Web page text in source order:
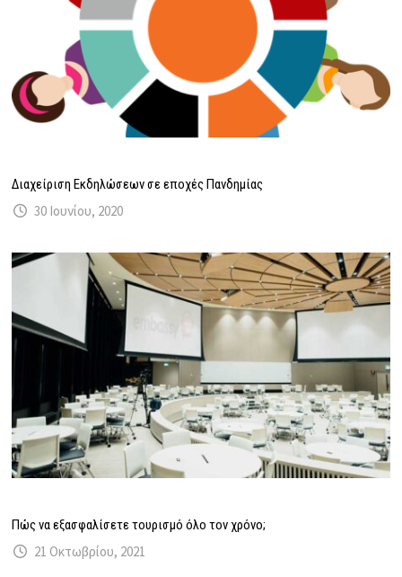
Διαχείριση Εκδηλώσεων σε εποχές Πανδημίας
30 Ιουνίου, 2020
Πώς να εξασφαλίσετε τουρισμό όλο τον χρόνο;
21 Οκτωβρίου, 2021